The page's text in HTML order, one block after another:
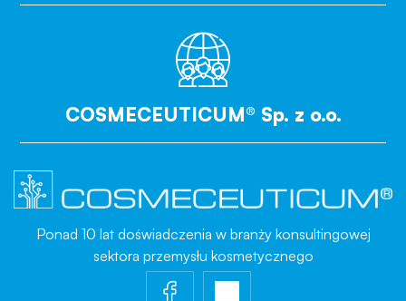
COSMECEUTICUM® Sp. z o.o.
Ponad 10 lat doświadczenia w branży konsultingowej
sektora przemysłu kosmetycznego